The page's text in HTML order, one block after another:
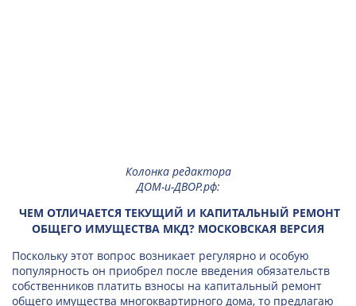
Колонка редактора
ДОМ-и-ДВОР.рф:
ЧЕМ ОТЛИЧАЕТСЯ ТЕКУЩИЙ И КАПИТАЛЬНЫЙ РЕМОНТ
ОБЩЕГО ИМУЩЕСТВА МКД? МОСКОВСКАЯ ВЕРСИЯ
Поскольку этот вопрос возникает регулярно и особую
популярность он приобрел после введения обязательств
собственников платить взносы на капитальный ремонт
общего имущества многоквартирного дома, то предлагаю